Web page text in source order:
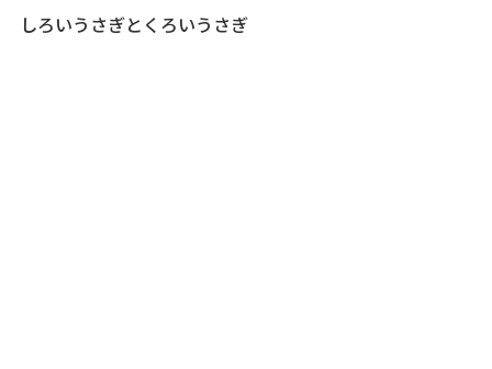
しろいうさぎとくろいうさぎ